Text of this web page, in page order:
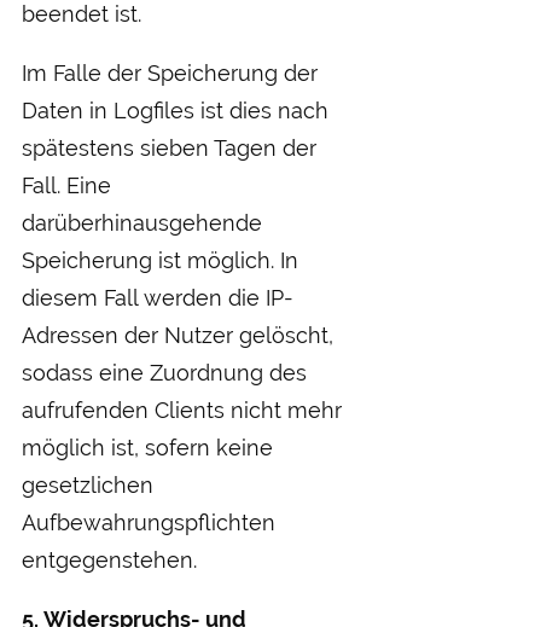
beendet ist.
Im Falle der Speicherung der
Daten in Logfiles ist dies nach
spätestens sieben Tagen der
Fall. Eine
darüberhinausgehende
Speicherung ist möglich. In
diesem Fall werden die IP-
Adressen der Nutzer gelöscht,
sodass eine Zuordnung des
aufrufenden Clients nicht mehr
möglich ist, sofern keine
gesetzlichen
Aufbewahrungspflichten
entgegenstehen.
5. Widerspruchs- und